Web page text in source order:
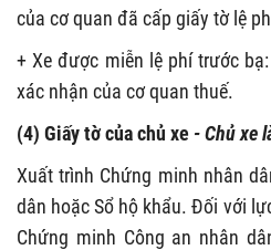
của cơ quan đã cấp giấy tờ lệ
+ Xe được miễn lệ phí trước
xác nhận của cơ quan thuế.
(4) Giấy tờ của chủ xe - Chủ xe
Xuất trình Chứng minh nhân
dân hoặc Sổ hộ khẩu. Đối với
Chứng minh Công an nhân